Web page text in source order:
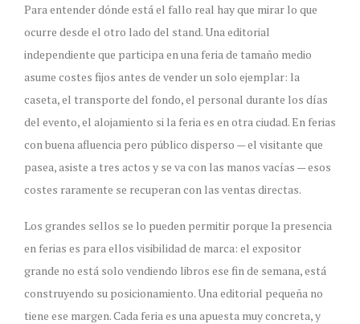
Para entender dónde está el fallo real hay que mirar lo que
ocurre desde el otro lado del stand. Una editorial
independiente que participa en una feria de tamaño medio
asume costes fijos antes de vender un solo ejemplar: la
caseta, el transporte del fondo, el personal durante los días
del evento, el alojamiento si la feria es en otra ciudad. En ferias
con buena afluencia pero público disperso — el visitante que
pasea, asiste a tres actos y se va con las manos vacías — esos
costes raramente se recuperan con las ventas directas.
Los grandes sellos se lo pueden permitir porque la presencia
en ferias es para ellos visibilidad de marca: el expositor
grande no está solo vendiendo libros ese fin de semana, está
construyendo su posicionamiento. Una editorial pequeña no
tiene ese margen. Cada feria es una apuesta muy concreta, y